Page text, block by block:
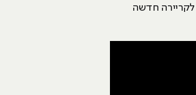
לקריירה חדשה